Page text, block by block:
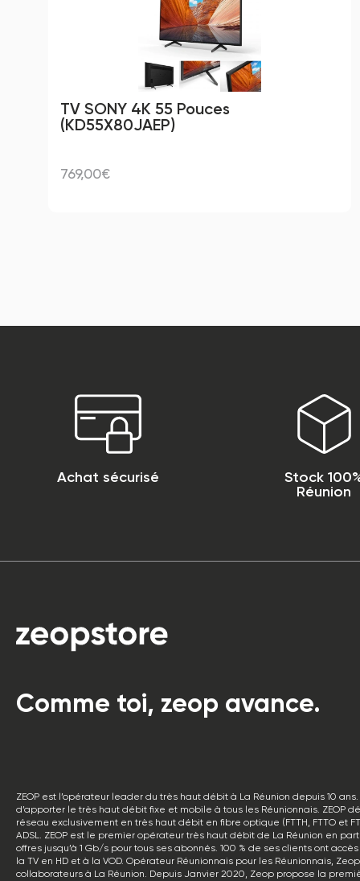
TV SONY 4K 55 Pouces
(KD55X80JAEP)
769,00€
Achat sécurisé
Stock
Réunion
Comme toi, zeop avance.
ZEOP est l’opérateur leader du très haut débit à La Réunion depuis 10
d’apporter le très haut débit fixe et mobile à tous les Réunionnais. ZEOP
réseau exclusivement en très haut débit en fibre optique (FTTH, FTTO et
ADSL. ZEOP est le premier opérateur très haut débit de La Réunion en
offres jusqu’à 1 Gb/s pour tous ses abonnés. 100 % de ses clients ont
la TV en HD et à la VOD. Opérateur Réunionnais pour les Réunionnais,
collaborateurs à La Réunion. Depuis Janvier 2020, Zeop propose la